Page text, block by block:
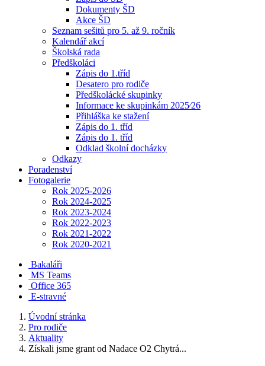
Dokumenty ŠD
Akce ŠD
Seznam sešitů pro 5. až 9. ročník
Kalendář akcí
Školská rada
Předškoláci
Zápis do 1.tříd
Desatero pro rodiče
Předškolácké skupinky
Informace ke skupinkám 2025⁄26
Přihláška ke stažení
Zápis do 1. tříd
Zápis do 1. tříd
Odklad školní docházky
Odkazy
Poradenství
Fotogalerie
Rok 2025-2026
Rok 2024-2025
Rok 2023-2024
Rok 2022-2023
Rok 2021-2022
Rok 2020-2021
Bakaláři
MS Teams
Office 365
E-stravné
Úvodní stránka
Pro rodiče
Aktuality
Získali jsme grant od Nadace O2 Chytrá...